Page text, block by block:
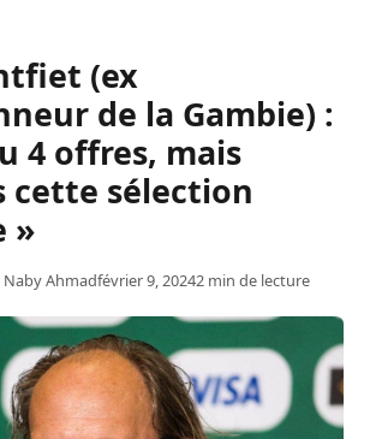
(ex
de la Gambie) :
4 offres, mais
cette sélection
»
Naby Ahmadfévrier 9, 20242 min de lecture